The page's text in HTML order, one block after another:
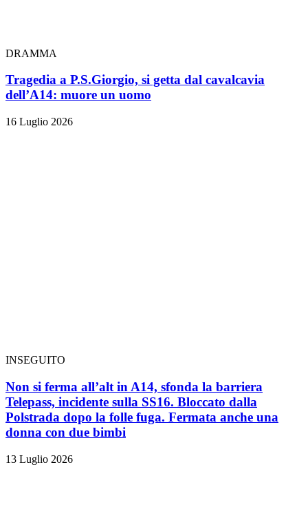
DRAMMA
Tragedia a P.S.Giorgio, si getta dal cavalcavia
dell’A14: muore un uomo
16 Luglio 2026
INSEGUITO
Non si ferma all’alt in A14, sfonda la barriera
Telepass, incidente sulla SS16. Bloccato dalla
Polstrada dopo la folle fuga. Fermata anche una
donna con due bimbi
13 Luglio 2026